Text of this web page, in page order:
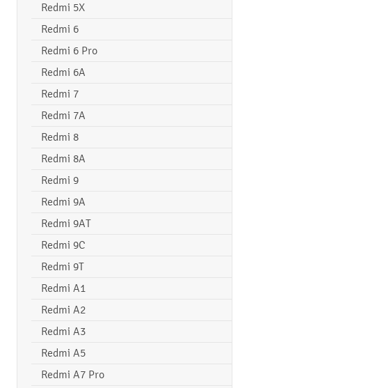
Redmi 5X
Redmi 6
Redmi 6 Pro
Redmi 6A
Redmi 7
Redmi 7A
Redmi 8
Redmi 8A
Redmi 9
Redmi 9A
Redmi 9AT
Redmi 9C
Redmi 9T
Redmi A1
Redmi A2
Redmi A3
Redmi A5
Redmi A7 Pro